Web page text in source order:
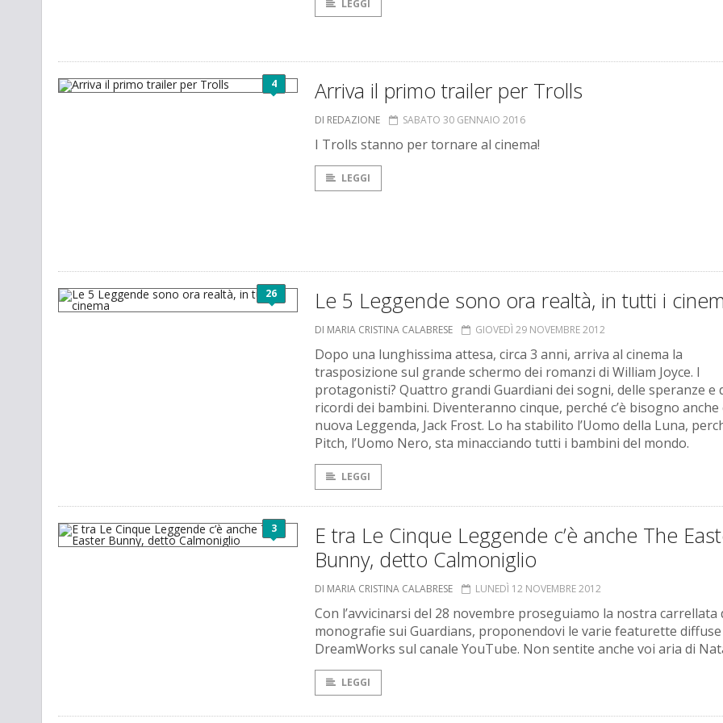
LEGGI
4 Arriva il primo trailer per Trolls
DI REDAZIONE SABATO 30 GENNAIO 2016
I Trolls stanno per tornare al cinema!
LEGGI
26 Le 5 Leggende sono ora realtà, in tutti i
DI MARIA CRISTINA CALABRESE GIOVEDÌ 29 NOVEMBRE 2012
Dopo una lunghissima attesa, circa 3 anni, arriva al cinema la
trasposizione sul grande schermo dei romanzi di William Joyce. I
protagonisti? Quattro grandi Guardiani dei sogni, delle speranze e
ricordi dei bambini. Diventeranno cinque, perché c’è bisogno anche
nuova Leggenda, Jack Frost. Lo ha stabilito l’Uomo della Luna,
Pitch, l’Uomo Nero, sta minacciando tutti i bambini del mondo.
LEGGI
3
E tra Le Cinque Leggende c’è anche The
Bunny, detto Calmoniglio
DI MARIA CRISTINA CALABRESE LUNEDÌ 12 NOVEMBRE 2012
Con l’avvicinarsi del 28 novembre proseguiamo la nostra carrellata
monografie sui Guardians, proponendovi le varie featurette
DreamWorks sul canale YouTube. Non sentite anche voi aria di
LEGGI